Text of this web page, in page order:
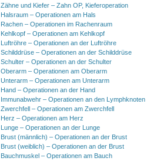
Zähne und Kiefer – Zahn OP, Kieferoperation
Halsraum – Operationen am Hals
Rachen – Operationen im Rachenraum
Kehlkopf – Operationen am Kehlkopf
Luftröhre – Operationen an der Luftröhre
Schilddrüse – Operationen an der Schilddrüse
Schulter – Operationen an der Schulter
Oberarm – Operationen am Oberarm
Unterarm – Operationen am Unterarm
Hand – Operationen an der Hand
Immunabwehr – Operationen an den Lymphknoten
Zwerchfell – Operationen am Zwerchfell
Herz – Operationen am Herz
Lunge – Operationen an der Lunge
Brust (männlich) – Operationen an der Brust
Brust (weiblich) – Operationen an der Brust
Bauchmuskel – Operationen am Bauch